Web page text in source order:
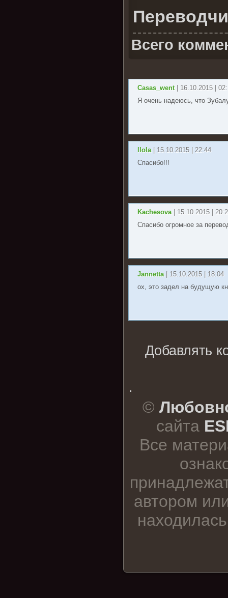
Всего
Casas_went | 16.10.2015 |
Я очень надеюсь, что
llola | 15.10.2015 | 22:44
Спасибо!!!
Kachesova | 15.10.2015 |
Спасибо огромное за
Jannetta | 15.10.2015 | 18:04
ох, это задел на будущую
Добавлять
.
©
сайта
Все
автором